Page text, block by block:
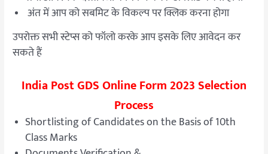
अंत में आप को सबमिट के विकल्प पर क्लिक करना होगा
उपरोक्त सभी स्टेप्स को फॉलो करके आप इसके लिए आवेदन कर
सकते हैं
India Post GDS Online Form 2023 Selection
Process
Shortlisting of Candidates on the Basis of 10th
Class Marks